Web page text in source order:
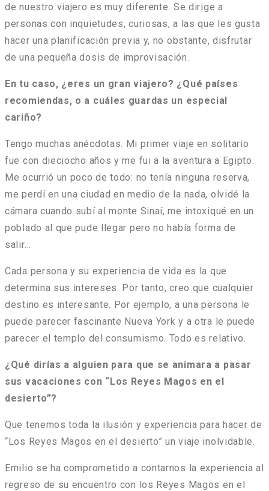
de nuestro viajero es muy diferente. Se dirige a
personas con inquietudes, curiosas, a las que les gusta
hacer una planificación previa y, no obstante, disfrutar
de una pequeña dosis de improvisación.
En tu caso, ¿eres un gran viajero? ¿Qué países
recomiendas, o a cuáles guardas un especial
cariño?
Tengo muchas anécdotas. Mi primer viaje en solitario
fue con dieciocho años y me fui a la aventura a Egipto.
Me ocurrió un poco de todo: no tenía ninguna reserva,
me perdí en una ciudad en medio de la nada, olvidé la
cámara cuando subí al monte Sinaí, me intoxiqué en un
poblado al que pude llegar pero no había forma de
salir…
Cada persona y su experiencia de vida es la que
determina sus intereses. Por tanto, creo que cualquier
destino es interesante. Por ejemplo, a una persona le
puede parecer fascinante Nueva York y a otra le puede
parecer el templo del consumismo. Todo es relativo.
¿Qué dirías a alguien para que se animara a pasar
sus vacaciones con “Los Reyes Magos en el
desierto”?
Que tenemos toda la ilusión y experiencia para hacer de
“Los Reyes Magos en el desierto” un viaje inolvidable.
Emilio se ha comprometido a contarnos la experiencia al
regreso de su encuentro con los Reyes Magos en el